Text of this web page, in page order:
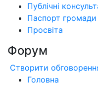
Публічні
Паспорт громади
Просвіта
Форум
Створити
Головна